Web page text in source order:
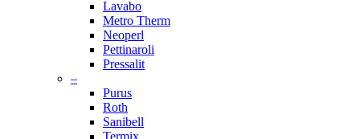
Lavabo
Metro Therm
Neoperl
Pettinaroli
Pressalit
–
Purus
Roth
Sanibell
Termix